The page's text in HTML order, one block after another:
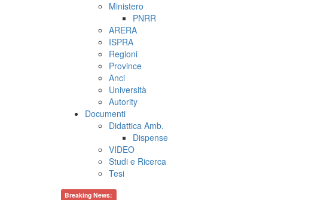
Ministero
PNRR
ARERA
ISPRA
Regioni
Province
Anci
Università
Autority
Documenti
Didattica Amb.
Dispense
VIDEO
Studi e Ricerca
Tesi
Breaking News: